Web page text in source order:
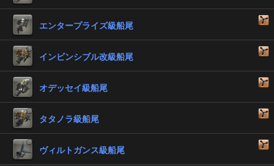
エンタープライズ級船尾
インビンシブル改級船尾
オデッセイ級船尾
タタノラ級船尾
ヴィルトガンス級船尾